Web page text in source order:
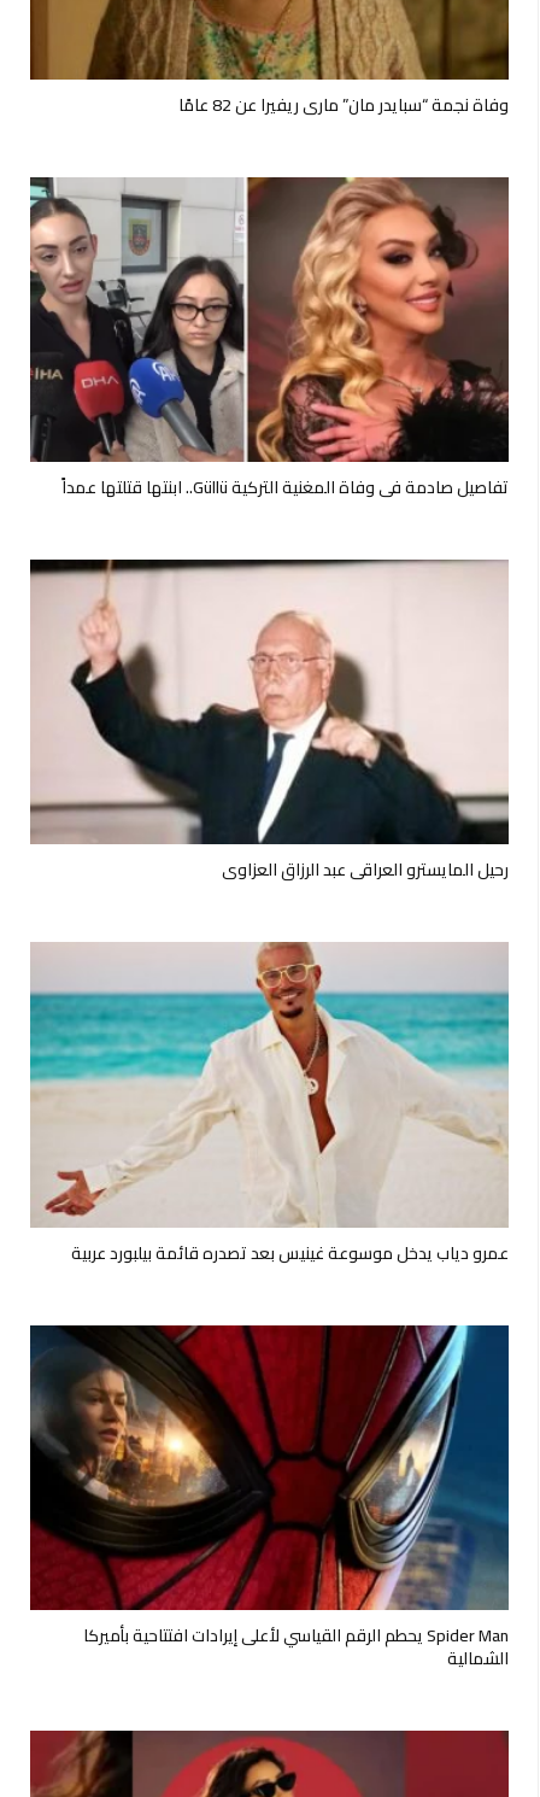
وفاة نجمة “سبايدر مان” ماري ريفيرا عن 82 عامًا
تفاصيل صادمة في وفاة المغنية التركية Güllü.. ابنتها قتلتها عمداً
رحيل المايسترو العراقي عبد الرزاق العزاوي
عمرو دياب يدخل موسوعة غينيس بعد تصدره قائمة بيلبورد عربية
Spider Man يحطم الرقم القياسي لأعلى إيرادات افتتاحية بأميركا
الشمالية